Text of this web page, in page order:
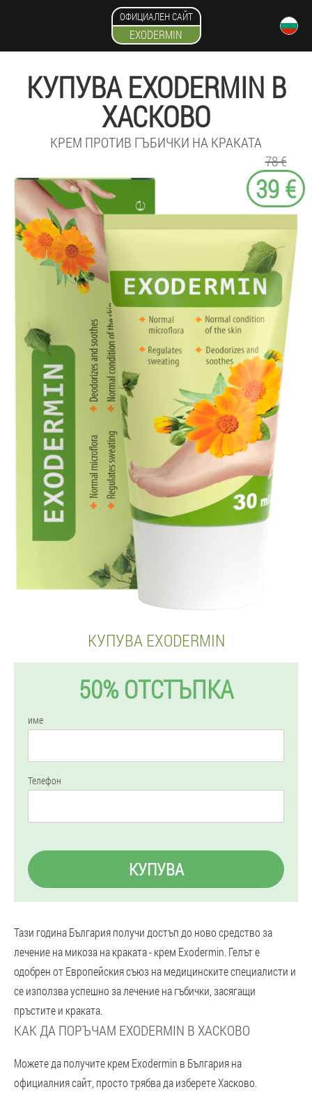
ОФИЦИАЛЕН САЙТ
EXODERMIN
КУПУВА EXODERMIN В
ХАСКОВО
КРЕМ ПРОТИВ ГЪБИЧКИ НА КРАКАТА
78 €
39 €
КУПУВА EXODERMIN
50% ОТСТЪПКА
име
Телефон
КУПУВА
Тази година България получи достъп до ново средство за
лечение на микоза на краката - крем Exodermin. Гелът е
одобрен от Европейския съюз на медицинските специалисти и
се използва успешно за лечение на гъбички, засягащи
пръстите и краката.
КАК ДА ПОРЪЧАМ EXODERMIN В ХАСКОВО
Можете да получите крем Exodermin в България на
официалния сайт, просто трябва да изберете Хасково.